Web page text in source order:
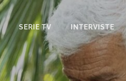
SERIE TV INTERVISTE